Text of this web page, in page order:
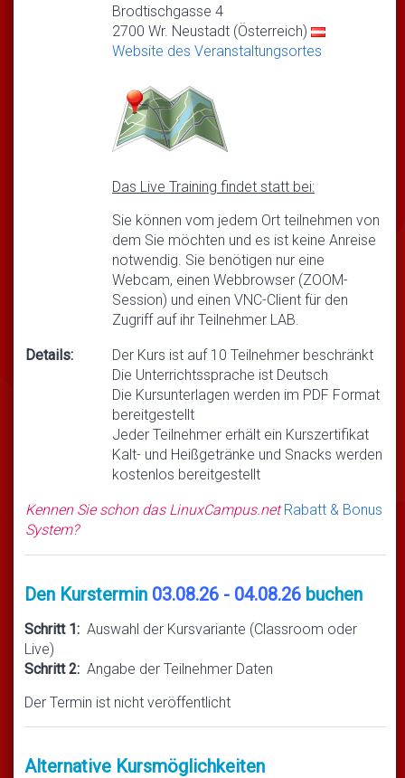
Brodtischgasse 4
2700 Wr. Neustadt (Österreich)
Website des Veranstaltungsortes
Das Live Training findet statt bei:
Sie können vom jedem Ort teilnehmen von
dem Sie möchten und es ist keine Anreise
notwendig. Sie benötigen nur eine
Webcam, einen Webbrowser (ZOOM-
Session) und einen VNC-Client für den
Zugriff auf ihr Teilnehmer LAB.
Details:
Der Kurs ist auf 10 Teilnehmer beschränkt
Die Unterrichtssprache ist Deutsch
Die Kursunterlagen werden im PDF Format
bereitgestellt
Jeder Teilnehmer erhält ein Kurszertifikat
Kalt- und Heißgetränke und Snacks werden
kostenlos bereitgestellt
Kennen Sie schon das LinuxCampus.netRabatt & Bonus
System?
Den Kurstermin 03.08.26 - 04.08.26 buchen
Schritt 1: Auswahl der Kursvariante (Classroom oder
Live)
Schritt 2: Angabe der Teilnehmer Daten
Der Termin ist nicht veröffentlicht
Alternative Kursmöglichkeiten